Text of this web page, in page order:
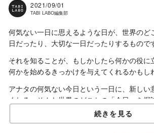
2021/09/01
TABI LABO編集部
何気ない一日に思えるような日が、世界のど
日だったり、大切な一日だったりするもので
それを知ることが、もしかしたら何かの役に
何かを始めるきっかけを与えてくれるかも
アナタの何気ない今日という一日に、新しい
くれる。そんな世界のどこかの「今日」を探
続きを見る